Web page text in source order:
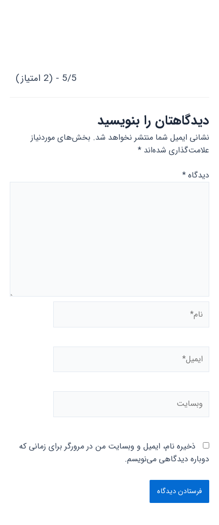
5/5 - (2 امتیاز)
دیدگاهتان را بنویسید
نشانی ایمیل شما منتشر نخواهد شد. بخش‌های موردنیاز
علامت‌گذاری شده‌اند *
دیدگاه*
ایمیل*
ذخیره نام، ایمیل و وبسایت من در مرورگر برای زمانی که
دوباره دیدگاهی می‌نویسم.